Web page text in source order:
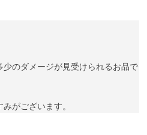
のダメージが見受けられるお品で
がございます。